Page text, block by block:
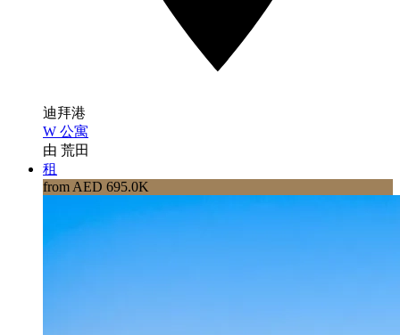
迪拜港
W 公寓
由 荒田
租
from AED 695.0K